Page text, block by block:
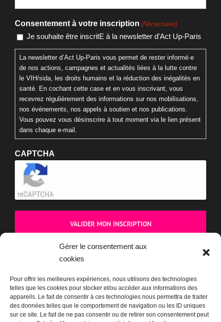
Gérer le consentement aux
cookies
Pour offrir les meilleures expériences, nous utilisons des technologies
telles que les cookies pour stocker et/ou accéder aux informations des
appareils. Le fait de consentir à ces technologies nous permettra de traiter
des données telles que le comportement de navigation ou les ID uniques
sur ce site. Le fait de ne pas consentir ou de retirer son consentement peut
Consentement à votre inscription (Nécessaire)
Je souhaite être inscritE à la newsletter d'Act Up-Paris
La newsletter d’Act Up-Paris vous permet de rester informé·e
de nos actions, campagnes et actualités liées à la lutte contre
le VIH/sida, les droits humains et la réduction des inégalités en
santé. En cochant cette case et en vous inscrivant, vous
recevrez régulièrement des informations sur nos mobilisations,
nos événements, nos appels à soutien et nos publications.
Vous pouvez vous désinscrire à tout moment via le lien présent
dans chaque e-mail.
CAPTCHA
Cliquez pour accepter la validation reCaptcha.
BOUTIQUE